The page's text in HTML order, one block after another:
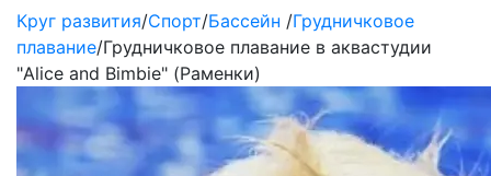
Круг развития/Спорт/Бассейн /Грудничковое
плавание/Грудничковое плавание в аквастудии
"Alice and Bimbie" (Раменки)